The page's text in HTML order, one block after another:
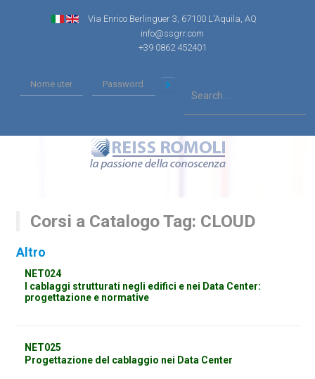
Via Enrico Berlinguer 3, 67100 L'Aquila, AQ
info@ssgrr.com
+39 0862 452401
Corsi a Catalogo Tag: CLOUD
Altro
NET024
I cablaggi strutturati negli edifici e nei Data Center:
progettazione e normative
NET025
Progettazione del cablaggio nei Data Center